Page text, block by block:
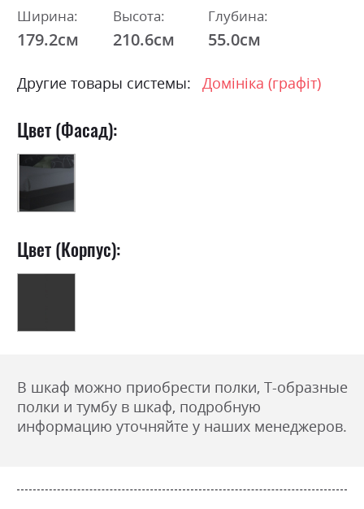
Ширина:
179.2см
Высота:
210.6см
Глубина:
55.0см
Другие товары системы: Домініка (графіт)
Цвет (Фасад):
Цвет (Корпус):
В шкаф можно приобрести полки, Т-образные
полки и тумбу в шкаф, подробную
информацию уточняйте у наших менеджеров.